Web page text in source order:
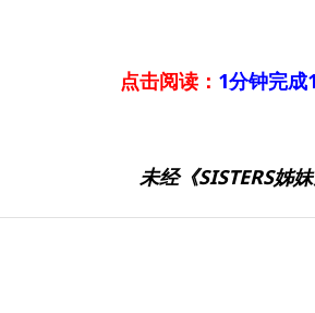
点击阅读： 1分钟完成
未经《SISTERS姊